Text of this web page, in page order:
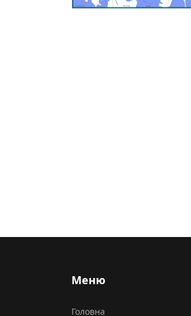
Меню
Головна